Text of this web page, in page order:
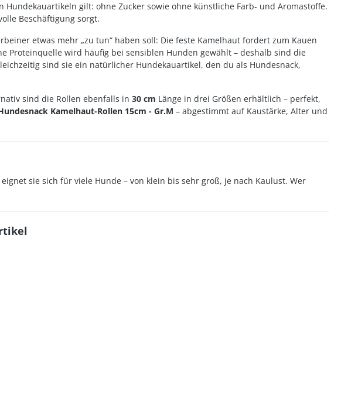
gilt: ohne Zucker sowie ohne künstliche Farb- und Aromastoffe.
Beschäftigung sorgt.
etwas mehr „zu tun“ haben soll: Die feste Kamelhaut fordert zum Kauen
Proteinquelle wird häufig bei sensiblen Hunden gewählt – deshalb sind die
sind sie ein natürlicher Hundekauartikel, den du als Hundesnack,
sind die Rollen ebenfalls in 30 cm Länge in drei Größen erhältlich – perfekt,
Kamelhaut-Rollen 15cm - Gr.M – abgestimmt auf Kaustärke, Alter und
eignet sie sich für viele Hunde – von klein bis sehr groß, je nach Kaulust. Wer